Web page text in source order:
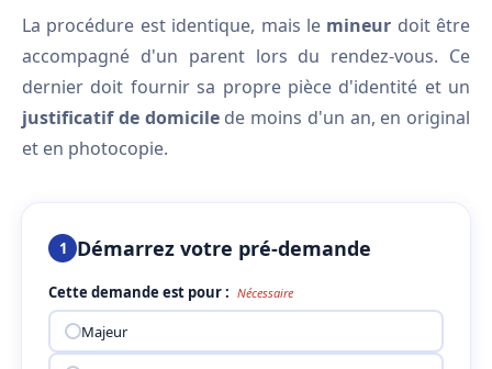
La procédure est identique, mais le mineur doit être
accompagné d'un parent lors du rendez-vous. Ce
dernier doit fournir sa propre pièce d'identité et un
justificatif de domicilede moins d'un an, en original
et en photocopie.
1 Démarrez votre pré-demande
Cette demande est pour : Nécessaire
Majeur